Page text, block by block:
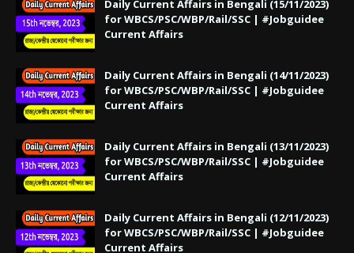
Daily Current Affairs in Bengali (15/11/2023)
for WBCS/PSC/WBP/Rail/SSC | #Jobguidee
Current Affairs
Daily Current Affairs in Bengali (14/11/2023)
for WBCS/PSC/WBP/Rail/SSC | #Jobguidee
Current Affairs
Daily Current Affairs in Bengali (13/11/2023)
for WBCS/PSC/WBP/Rail/SSC | #Jobguidee
Current Affairs
Daily Current Affairs in Bengali (12/11/2023)
for WBCS/PSC/WBP/Rail/SSC | #Jobguidee
Current Affairs